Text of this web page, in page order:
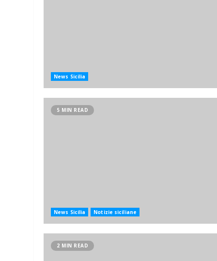
News Sicilia
5 MIN READ
News Sicilia Notizie siciliane
2 MIN READ